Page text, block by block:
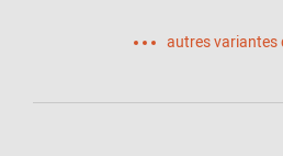
autres variantes